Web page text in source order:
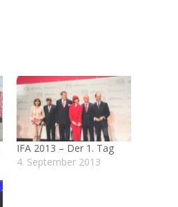
IFA 2013 – Der 1. Tag
4. September 2013